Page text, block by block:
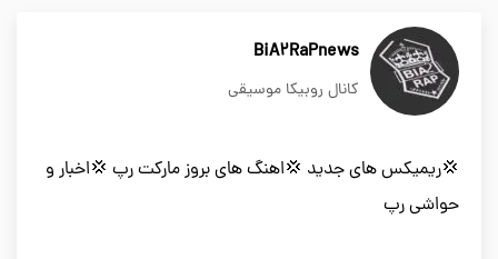
BiA2RaPnews
کانال روبیکا موسیقی
💢ریمیکس های جدید 💢اهنگ های بروز مارکت رپ 💢اخبار و
حواشی رپ